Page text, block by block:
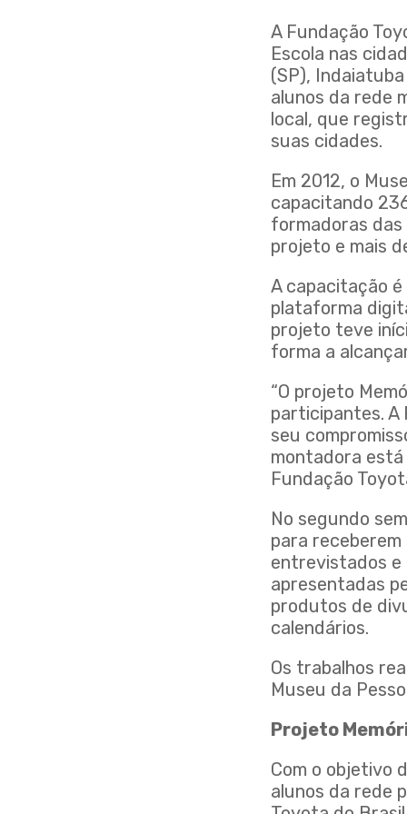
A Fundação
Escola nas
(SP),
alunos da rede
local, que
suas cidades.
Em 2012, o
capacitando
formadoras das
projeto e mais
A capacitação
plataforma
projeto teve
forma a
“O projeto
participantes. A
seu
montadora
Fundação
No segundo
para
entrevistados e
apresentadas
produtos de
calendários.
Os trabalhos
Museu da
Projeto
Com o objetivo
alunos da rede